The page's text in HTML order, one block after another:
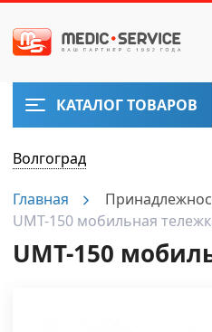
КАТАЛОГ ТОВАРОВ
Волгоград
Главная
UMT-150 мобильная
UMT-150